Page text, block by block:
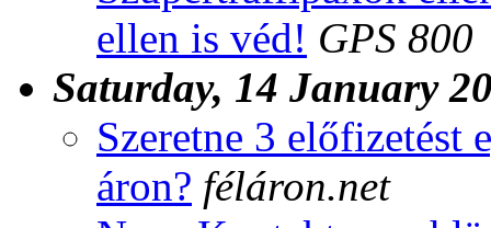
ellen is véd! GPS 800
Saturday, 14 January
Szeretne 3 előfizetést
áron? féláron.net